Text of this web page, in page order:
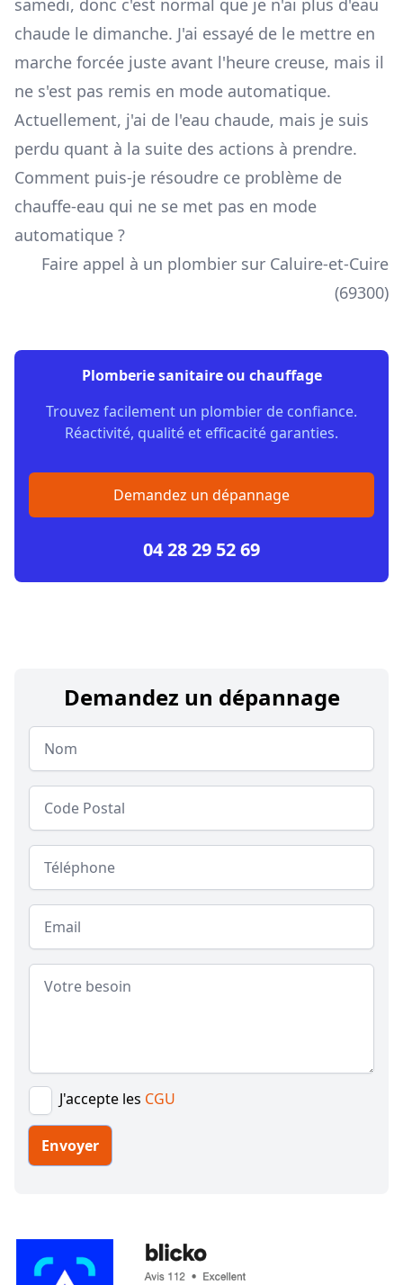
samedi, donc c'est normal que je n'ai plus d'eau
chaude le dimanche. J'ai essayé de le mettre en
marche forcée juste avant l'heure creuse, mais il
ne s'est pas remis en mode automatique.
Actuellement, j'ai de l'eau chaude, mais je suis
perdu quant à la suite des actions à prendre.
Comment puis-je résoudre ce problème de
chauffe-eau qui ne se met pas en mode
automatique ?
Faire appel à un plombier sur Caluire-et-Cuire
(69300)
Plomberie sanitaire ou chauffage
Trouvez facilement un plombier de confiance.
Réactivité, qualité et efficacité garanties.
Demandez un dépannage
04 28 29 52 69
Demandez un dépannage
Nom
Code postal
Téléphone
Email
Message
J'accepte les CGU
Envoyer